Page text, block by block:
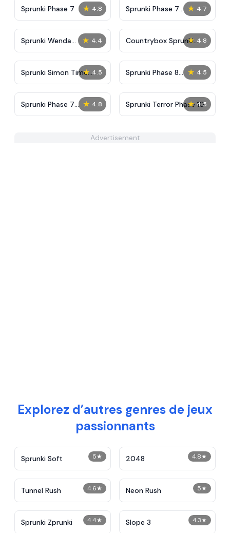
★ 4.8
Sprunki Phase 7 ★ 4.7
Sprunki Phase 7
Definitive (Fanmade)
★ 4.4
Sprunki Wenda
Treatment Phase 40
★ 4.8
Countrybox Sprunki
Phase 777
★ 4.5
Sprunki Simon Time
PHASE 3
★ 4.5
Sprunki Phase 8
Definitive
★ 4.8
Sprunki Phase 7
Remastered
★ 4.5
Sprunki Terror Phase 10
Advertisement
Explorez d’autres genres de jeux
passionnants
5★
Sprunki Soft 4.8★
2048
4.6★
Tunnel Rush 5★
Neon Rush
4.4★
Sprunki Zprunki 4.3★
Slope 3